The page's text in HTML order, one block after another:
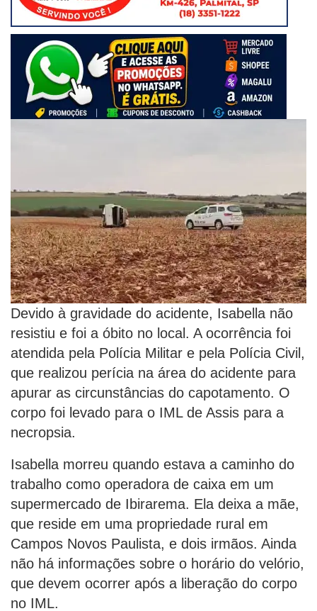
Devido à gravidade do acidente, Isabella não
resistiu e foi a óbito no local. A ocorrência foi
atendida pela Polícia Militar e pela Polícia Civil,
que realizou perícia na área do acidente para
apurar as circunstâncias do capotamento. O
corpo foi levado para o IML de Assis para a
necropsia.
Isabella morreu quando estava a caminho do
trabalho como operadora de caixa em um
supermercado de Ibirarema. Ela deixa a mãe,
que reside em uma propriedade rural em
Campos Novos Paulista, e dois irmãos. Ainda
não há informações sobre o horário do velório,
que devem ocorrer após a liberação do corpo
no IML.